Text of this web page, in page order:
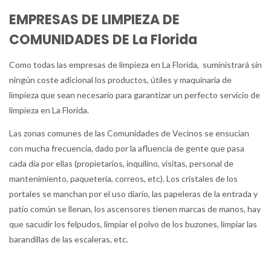
EMPRESAS DE LIMPIEZA DE
COMUNIDADES DE La Florida
Como todas las empresas de limpieza en La Florida, suministrará sin
ningún coste adicional los productos, útiles y maquinaria de
limpieza que sean necesario para garantizar un perfecto servicio de
limpieza en La Florida.
Las zonas comunes de las Comunidades de Vecinos se ensucian
con mucha frecuencia, dado por la afluencia de gente que pasa
cada día por ellas (propietarios, inquilino, visitas, personal de
mantenimiento, paquetería, correos, etc). Los cristales de los
portales se manchan por el uso diario, las papeleras de la entrada y
patio común se llenan, los ascensores tienen marcas de manos, hay
que sacudir los felpudos, limpiar el polvo de los buzones, limpiar las
barandillas de las escaleras, etc.